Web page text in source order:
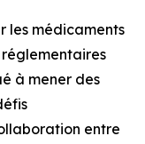
les médicaments
à mener des
entre